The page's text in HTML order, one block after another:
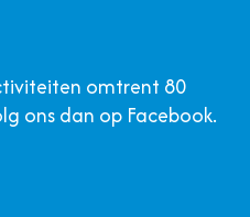
omtrent 80
ons dan op Facebook.